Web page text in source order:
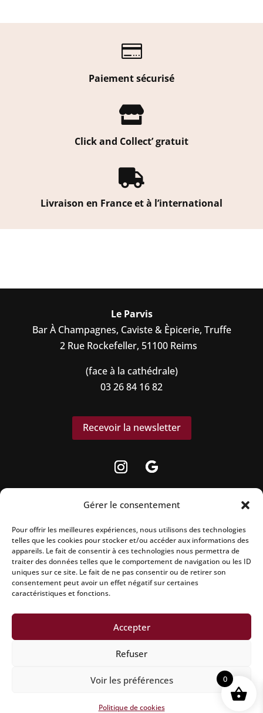
Gérer le consentement
Pour offrir les meilleures expériences, nous utilisons des technologies
telles que les cookies pour stocker et/ou accéder aux informations des
appareils. Le fait de consentir à ces technologies nous permettra de
traiter des données telles que le comportement de navigation ou les ID
uniques sur ce site. Le fait de ne pas consentir ou de retirer son
consentement peut avoir un effet négatif sur certaines
caractéristiques et fonctions.
Accepter
Refuser
Voir les préférences
Politique de cookies

Paiement sécurisé

Click and Collect’ gratuit

Livraison en France et à l’international
Le Parvis
Bar À Champagnes, Caviste & Èpicerie, Truffe
2 Rue Rockefeller, 51100 Reims
(face à la cathédrale)
03 26 84 16 82
Recevoir la newsletter
La vente d’alcool est strictement interdite aux
mineurs.
L’abus d’alcool est dangereux pour la santé, à
consommer avec modération.
Politique de confidentialité
Politique d’expedition| Site réalisé par Aline CONSALVO
0